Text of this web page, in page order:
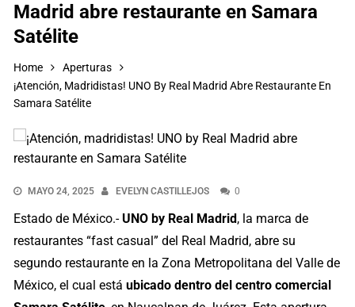
Madrid abre restaurante en Samara
Satélite
Home
Aperturas
¡Atención, Madridistas! UNO By Real Madrid Abre Restaurante En
Samara Satélite
MAYO 24, 2025 EVELYN CASTILLEJOS 0
Estado de México.- UNO by Real Madrid, la marca de
restaurantes “fast casual” del Real Madrid, abre su
segundo restaurante en la Zona Metropolitana del Valle de
México, el cual estáubicado dentro del centro comercial